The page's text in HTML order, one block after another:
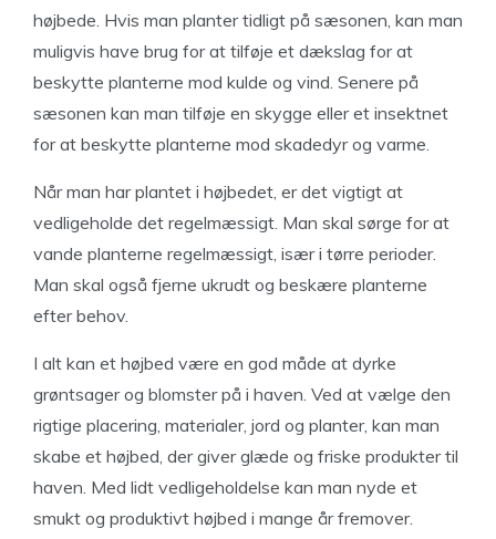
højbede. Hvis man planter tidligt på sæsonen, kan man
muligvis have brug for at tilføje et dækslag for at
beskytte planterne mod kulde og vind. Senere på
sæsonen kan man tilføje en skygge eller et insektnet
for at beskytte planterne mod skadedyr og varme.
Når man har plantet i højbedet, er det vigtigt at
vedligeholde det regelmæssigt. Man skal sørge for at
vande planterne regelmæssigt, især i tørre perioder.
Man skal også fjerne ukrudt og beskære planterne
efter behov.
I alt kan et højbed være en god måde at dyrke
grøntsager og blomster på i haven. Ved at vælge den
rigtige placering, materialer, jord og planter, kan man
skabe et højbed, der giver glæde og friske produkter til
haven. Med lidt vedligeholdelse kan man nyde et
smukt og produktivt højbed i mange år fremover.